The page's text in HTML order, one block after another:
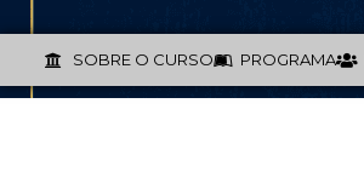
SOBRE O CURSO PROGRAMA